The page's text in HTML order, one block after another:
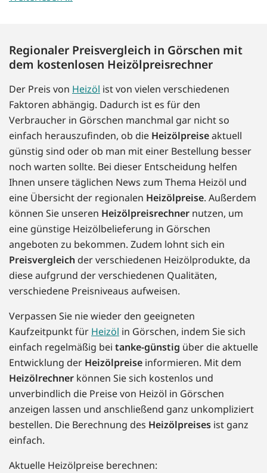
Regionaler Preisvergleich in Görschen mit
dem kostenlosen Heizölpreisrechner
Der Preis von Heizöl ist von vielen verschiedenen
Faktoren abhängig. Dadurch ist es für den
Verbraucher in Görschen manchmal gar nicht so
einfach herauszufinden, ob die Heizölpreiseaktuell
günstig sind oder ob man mit einer Bestellung besser
noch warten sollte. Bei dieser Entscheidung helfen
Ihnen unsere täglichen News zum Thema Heizöl und
eine Übersicht der regionalen Heizölpreise. Außerdem
können Sie unseren Heizölpreisrechner nutzen, um
eine günstige Heizölbelieferung in Görschen
angeboten zu bekommen. Zudem lohnt sich ein
Preisvergleich der verschiedenen Heizölprodukte, da
diese aufgrund der verschiedenen Qualitäten,
verschiedene Preisniveaus aufweisen.
Verpassen Sie nie wieder den geeigneten
Kaufzeitpunkt für Heizöl in Görschen, indem Sie sich
einfach regelmäßig bei tanke-günstig über die aktuelle
Entwicklung der Heizölpreise informieren. Mit dem
Heizölrechner können Sie sich kostenlos und
unverbindlich die Preise von Heizöl in Görschen
anzeigen lassen und anschließend ganz unkompliziert
bestellen. Die Berechnung des Heizölpreises ist ganz
einfach.
Aktuelle Heizölpreise berechnen: